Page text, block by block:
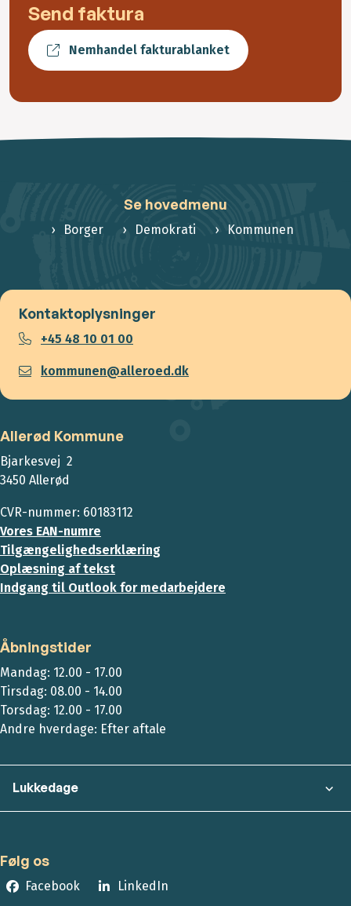
Send faktura
Nemhandel fakturablanket
Se hovedmenu
Borger Demokrati Kommunen
Kontaktoplysninger
+45 48 10 01 00
kommunen@alleroed.dk
Allerød Kommune
Bjarkesvej 2
3450 Allerød
CVR-nummer: 60183112
Vores EAN-numre
Tilgængelighedserklæring
Oplæsning af tekst
Indgang til Outlook for medarbejdere
Åbningstider
Mandag: 12.00 - 17.00
Tirsdag: 08.00 - 14.00
Torsdag: 12.00 - 17.00
Andre hverdage: Efter aftale
Lukkedage
Følg os
Facebook LinkedIn